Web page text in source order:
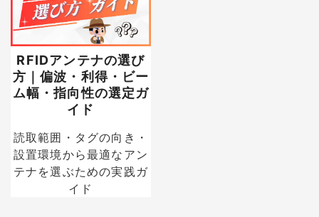
RFIDアンテナの選び
方｜偏波・利得・ビー
ム幅・指向性の選定ガ
イド
読取範囲・タグの向き・
設置環境から最適なアン
テナを選ぶための実践ガ
イド